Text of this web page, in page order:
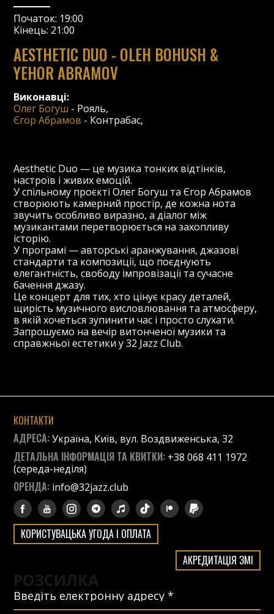
Початок: 19:00
Кінець: 21:00
AESTHETIC DUO - OLEH BOHUSH &
YEHOR ABRAMOV
Виконавці:
Олег Богуш - Рояль,
Єгор Абрамов - Контрабас,
Aesthetic Duo — це музика тонких відтінків,
настроїв і живих емоцій.
У спільному проєкті Олег Богуш та Єгор Абрамов
створюють камерний простір, де кожна нота
звучить особливо виразно, а діалог між
музикантами перетворюється на захопливу
історію.
У програмі — авторські аранжування, джазові
стандарти та композиції, що поєднують
елегантність, свободу імпровізації та сучасне
бачення джазу.
Це концерт для тих, хто цінує красу деталей,
щирість музичного висловлювання та атмосферу,
в якій хочеться зупинити час і просто слухати.
Запрошуємо на вечір витонченої музики та
справжньої естетики у 32 Jazz Club.
КОНТАКТИ
АДРЕСА:Україна, Київ, вул. Воздвиженська, 32
ДЕТАЛЬНА ІНФОРМАЦІЯ ТА КВИТКИ: +38 068 411 1972
(середа-неділя)
ОРЕНДА: info@32jazz.club
КОРИСТУВАЦЬКА УГОДА І ОПЛАТА
АКРЕДИТАЦІЯ ЗМІ
РОЗСИЛКА